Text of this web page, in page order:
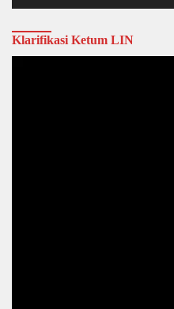
Klarifikasi Ketum LIN